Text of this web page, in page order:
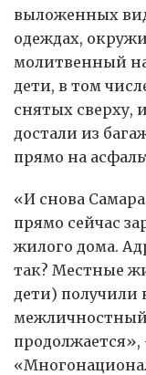
выложенных
одеждах,
молитвенный
дети, в том
снятых сверху,
достали из
прямо на
«И снова
прямо сейчас
жилого дома.
так? Местные
дети) получили